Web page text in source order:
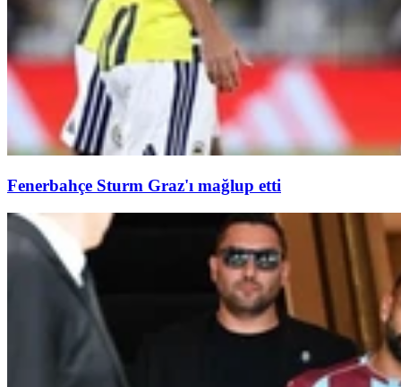
Fenerbahçe Sturm Graz'ı mağlup etti